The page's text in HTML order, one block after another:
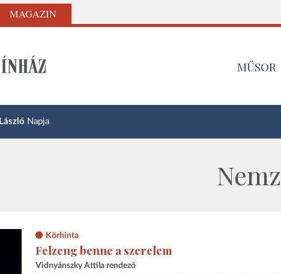
MAGAZIN
MŰSOR
László Napja
Körhinta
Felzeng benne a szerelem
Vidnyánszky Attila rendező